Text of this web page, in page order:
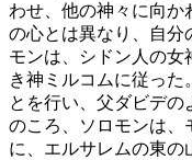
わせ、他の神々に向
の心とは異なり、自分
モンは、シドン人の
き神ミルコムに従った。
とを行い、父ダビデの
のころ、ソロモンは、
に、エルサレムの東の